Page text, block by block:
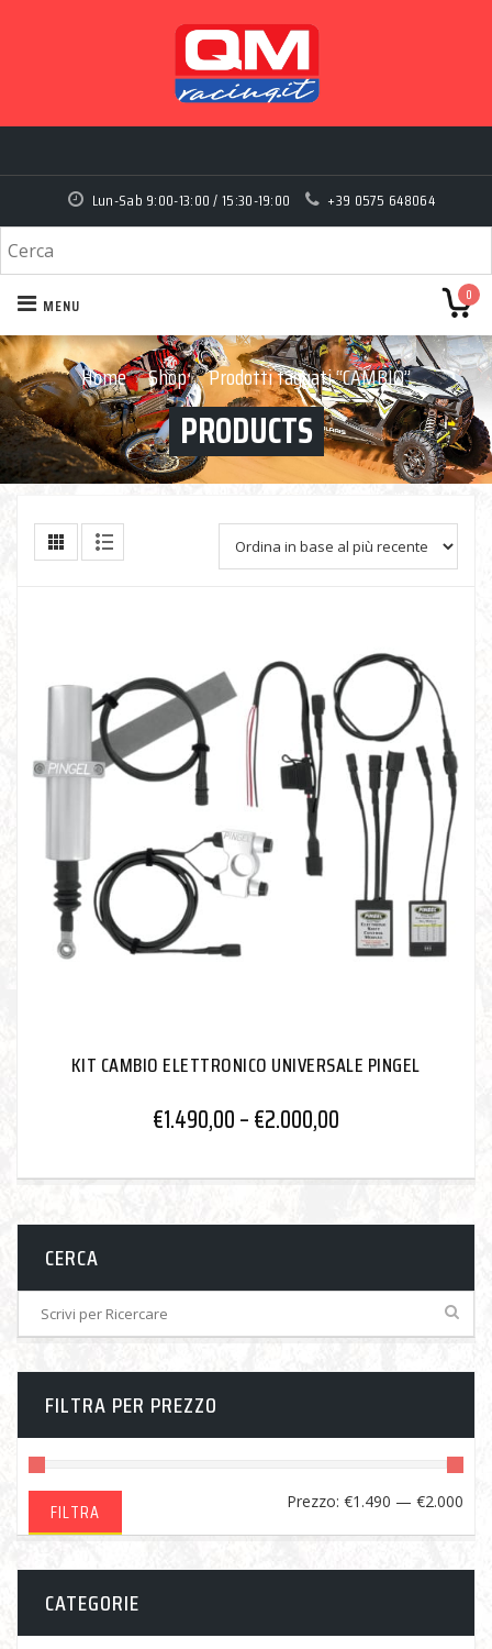
Lun-Sab 9:00-13:00 / 15:30-19:00 +39 0575 648064
0
MENU
Home › Shop › Prodotti taggati “CAMBIO”
PRODUCTS
KIT CAMBIO ELETTRONICO UNIVERSALE PINGEL
€1.490,00–€2.000,00
CERCA
FILTRA PER PREZZO
FILTRA Prezzo: €1.490 — €2.000
CATEGORIE